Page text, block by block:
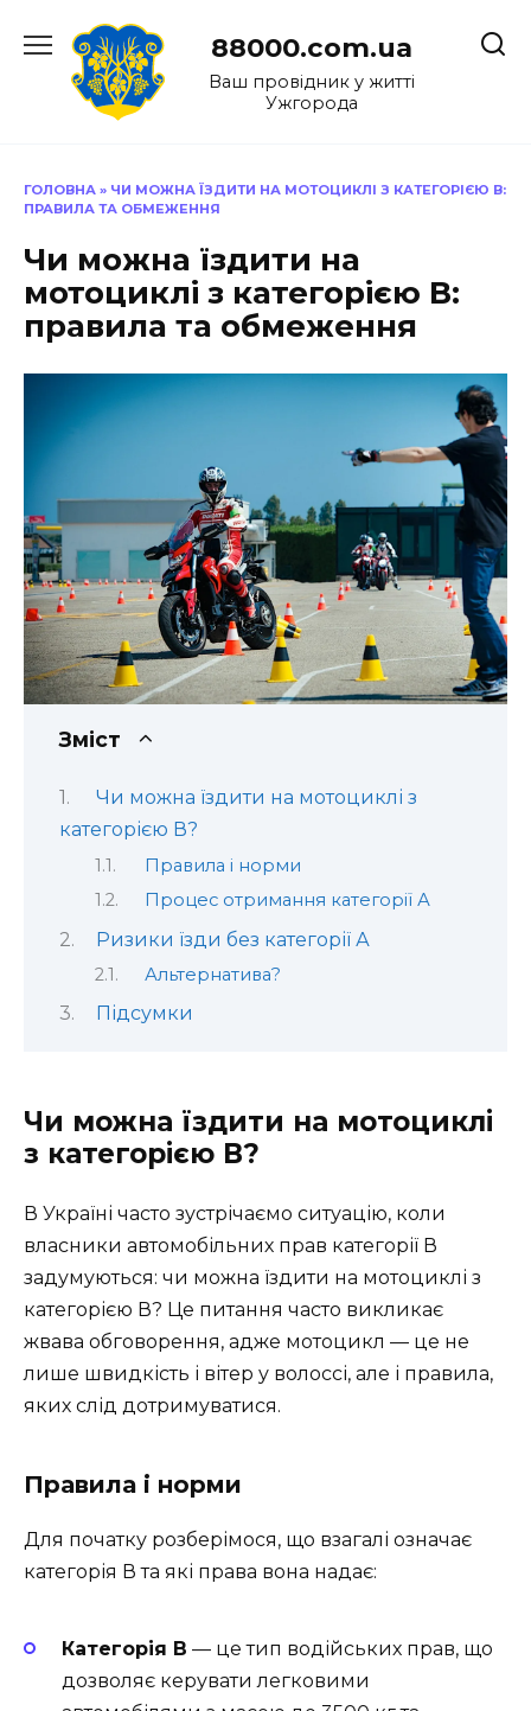
до
88000.com.ua
Ваш провідник у житті
Ужгорода
ГОЛОВНА » ЧИ МОЖНА ЇЗДИТИ НА МОТОЦИКЛІ З КАТЕГОРІЄЮ В:
ПРАВИЛА ТА ОБМЕЖЕННЯ
Чи можна їздити на
мотоциклі з категорією В:
правила та обмеження
Зміст
Чи можна їздити на мотоциклі з
категорією В?
Правила і норми
Процес отримання категорії А
Ризики їзди без категорії А
Альтернатива?
Підсумки
Чи можна їздити на мотоциклі
з категорією В?
В Україні часто зустрічаємо ситуацію, коли
власники автомобільних прав категорії В
задумуються: чи можна їздити на мотоциклі з
категорією В? Це питання часто викликає
жвава обговорення, адже мотоцикл — це не
лише швидкість і вітер у волоссі, але і правила,
яких слід дотримуватися.
Правила і норми
Для початку розберімося, що взагалі означає
категорія В та які права вона надає:
Категорія В — це тип водійських прав, що
дозволяє керувати легковими